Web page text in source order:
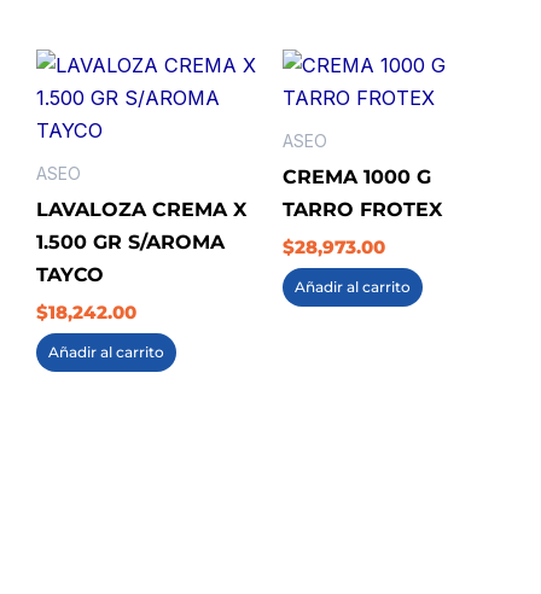
ASEO
LAVALOZA CREMA X
1.500 GR S/AROMA
TAYCO
$18,242.00
Añadir al carrito
ASEO
CREMA 1000 G
TARRO FROTEX
$28,973.00
Añadir al carrito